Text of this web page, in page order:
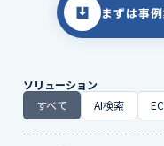
まずは事
ソリューション
すべて
AI検索